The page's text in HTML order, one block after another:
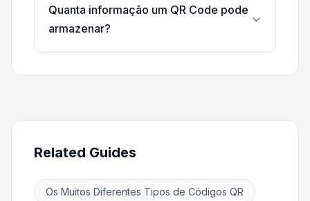
Quanta informação um QR Code pode
armazenar?
Related Guides
Os Muitos Diferentes Tipos de Códigos QR